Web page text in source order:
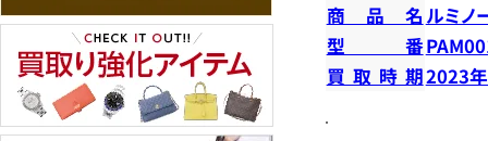
商品名 ルミノ
型番
買取時期2023